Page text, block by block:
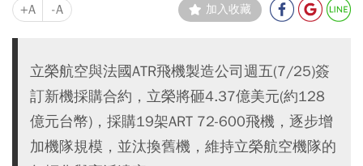
+A -A 加入收藏
立榮航空與法國ATR飛機製造公司週五(7/25)簽
訂新機採購合約，立榮將砸4.37億美元(約128
億元台幣)，採購19架ART 72-600飛機，逐步增
加機隊規模，並汰換舊機，維持立榮航空機隊的